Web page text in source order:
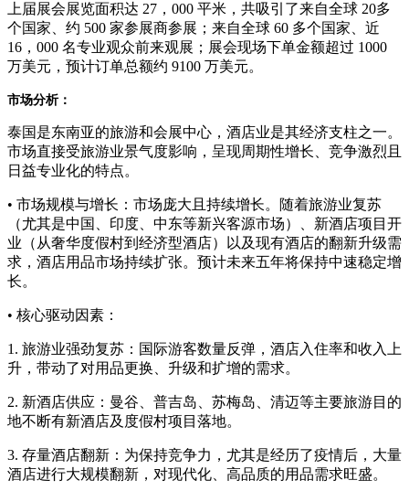
上届展会展览面积达 27，000 平米，共吸引了来自全球 20多
个国家、约 500 家参展商参展；来自全球 60 多个国家、近
16，000 名专业观众前来观展；展会现场下单金额超过 1000
万美元，预计订单总额约 9100 万美元。
市场分析：
泰国是东南亚的旅游和会展中心，酒店业是其经济支柱之一。
市场直接受旅游业景气度影响，呈现周期性增长、竞争激烈且
日益专业化的特点。
• 市场规模与增长：市场庞大且持续增长。随着旅游业复苏
（尤其是中国、印度、中东等新兴客源市场）、新酒店项目开
业（从奢华度假村到经济型酒店）以及现有酒店的翻新升级需
求，酒店用品市场持续扩张。预计未来五年将保持中速稳定增
长。
• 核心驱动因素：
1. 旅游业强劲复苏：国际游客数量反弹，酒店入住率和收入上
升，带动了对用品更换、升级和扩增的需求。
2. 新酒店供应：曼谷、普吉岛、苏梅岛、清迈等主要旅游目的
地不断有新酒店及度假村项目落地。
3. 存量酒店翻新：为保持竞争力，尤其是经历了疫情后，大量
酒店进行大规模翻新，对现代化、高品质的用品需求旺盛。